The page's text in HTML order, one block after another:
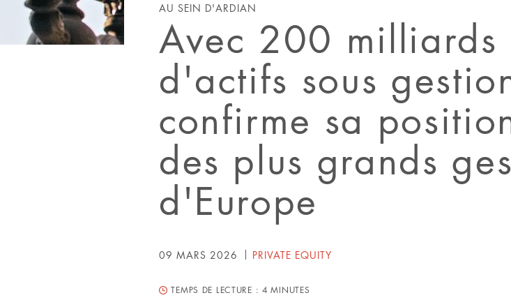
AU SEIN D'ARDIAN
Avec 200 milliards
d'actifs sous
confirme sa
des plus grands
d'Europe
09 MARS 2026 PRIVATE EQUITY
TEMPS DE LECTURE :4 MINUTES